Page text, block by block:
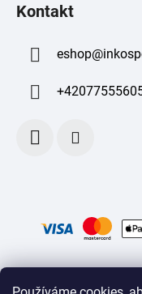
Kontakt
eshop@